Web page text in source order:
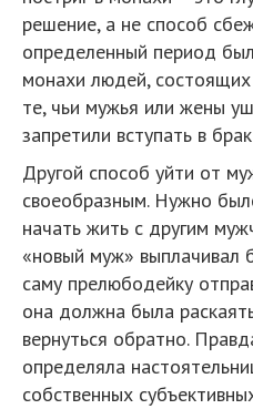
решение, а не способ
определенный период
монахи людей,
те, чьи мужья или жены
запретили вступать в
Другой способ уйти от
своеобразным. Нужно
начать жить с другим
«новый муж» выплачивал
саму прелюбодейку
она должна была
вернуться обратно.
определяла
собственных